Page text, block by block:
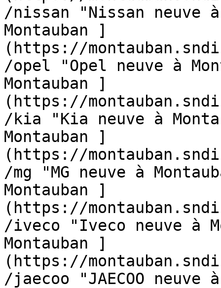
/nissan "Nissan neuve
Montauban ]
(https://
/opel "Opel neuve à
Montauban ]
(https://
/kia "Kia neuve à
Montauban ]
(https://
/mg "MG neuve à
Montauban ]
(https://
/iveco "Iveco neuve à
Montauban ]
(https://
/jaecoo "JAECOO